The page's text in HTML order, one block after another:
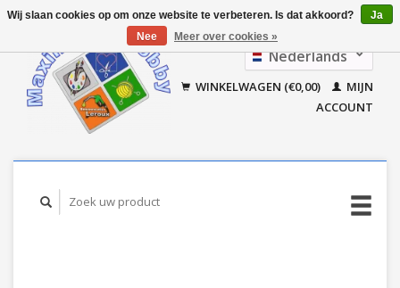
Nederlands
Français
WINKELWAGEN (€0,00)
MIJN
ACCOUNT
Wij slaan cookies op om onze website te verbeteren. Is dat akkoord?
Ja
Nee
Meer over cookies »